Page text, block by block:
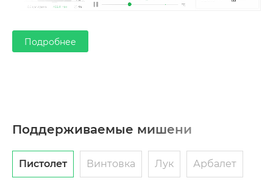
Подробнее
Поддерживаемые мишени
Пистолет Винтовка Лук Арбалет